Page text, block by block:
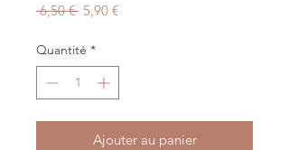
6,50 € Prix
5,90 €Prix
Quantité *
Ajouter au panier